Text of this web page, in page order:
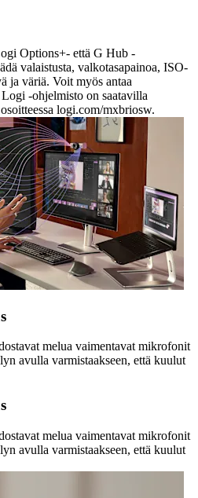
Options+- että G Hub -
valaistusta, valkotasapainoa, ISO-
ja väriä. Voit myös antaa
-ohjelmisto on saatavilla
logi.com/mxbriosw.
melua vaimentavat mikrofonit
avulla varmistaakseen, että kuulut
melua vaimentavat mikrofonit
avulla varmistaakseen, että kuulut